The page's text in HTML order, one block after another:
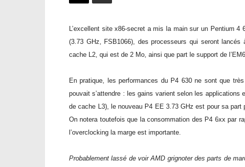
L’excellent site x86-secret a mis la mainsur un Pentium 4
(3.73 GHz, FSB1066), des processeurs qui seront
cache L2, qui est de 2 Mo, ainsi que part le support de
En pratique, les performances du P4 630 ne sont que
pouvait s’attendre : les gains varient selon les
de cache L3), le nouveau P4 EE 3.73 GHz est pour sa
On notera toutefois que la consommation des P4 6xx par
l’overclocking la marge est importante.
Probablement lassé de voir AMD grignoter des parts de